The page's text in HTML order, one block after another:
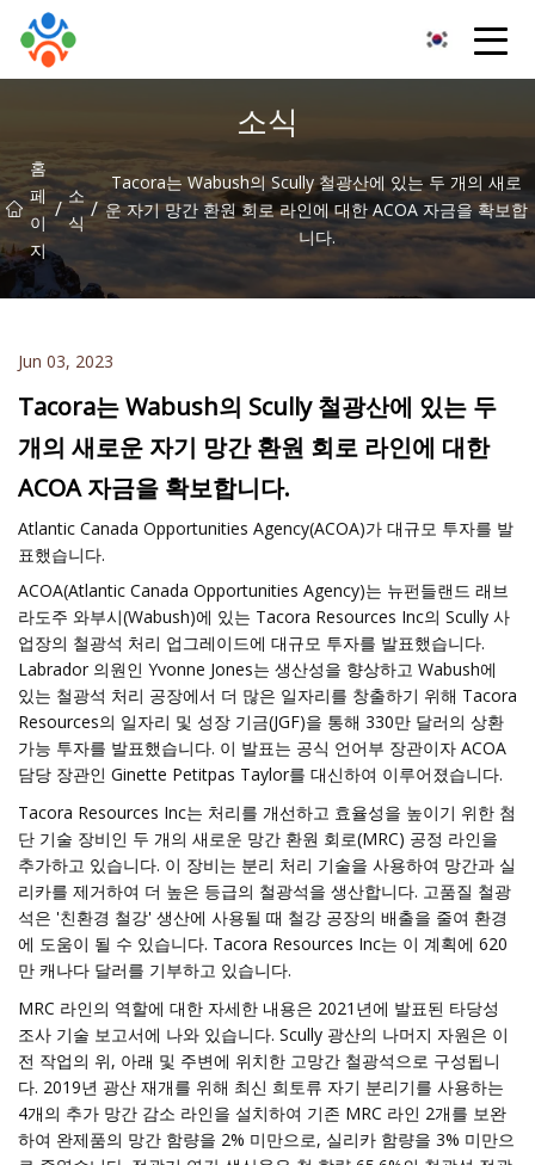
소식
홈
페
이
지
/ 소
식
/
Tacora는 Wabush의 Scully 철광산에 있는 두 개의 새로
운 자기 망간 환원 회로 라인에 대한 ACOA 자금을 확보합
니다.
Jun 03, 2023
Tacora는 Wabush의 Scully 철광산에 있는 두
개의 새로운 자기 망간 환원 회로 라인에 대한
ACOA 자금을 확보합니다.
Atlantic Canada Opportunities Agency(ACOA)가 대규모 투자를 발
표했습니다.
ACOA(Atlantic Canada Opportunities Agency)는 뉴펀들랜드 래브
라도주 와부시(Wabush)에 있는 Tacora Resources Inc의 Scully 사
업장의 철광석 처리 업그레이드에 대규모 투자를 발표했습니다.
Labrador 의원인 Yvonne Jones는 생산성을 향상하고 Wabush에
있는 철광석 처리 공장에서 더 많은 일자리를 창출하기 위해 Tacora
Resources의 일자리 및 성장 기금(JGF)을 통해 330만 달러의 상환
가능 투자를 발표했습니다. 이 발표는 공식 언어부 장관이자 ACOA
담당 장관인 Ginette Petitpas Taylor를 대신하여 이루어졌습니다.
Tacora Resources Inc는 처리를 개선하고 효율성을 높이기 위한 첨
단 기술 장비인 두 개의 새로운 망간 환원 회로(MRC) 공정 라인을
추가하고 있습니다. 이 장비는 분리 처리 기술을 사용하여 망간과 실
리카를 제거하여 더 높은 등급의 철광석을 생산합니다. 고품질 철광
석은 '친환경 철강' 생산에 사용될 때 철강 공장의 배출을 줄여 환경
에 도움이 될 수 있습니다. Tacora Resources Inc는 이 계획에 620
만 캐나다 달러를 기부하고 있습니다.
MRC 라인의 역할에 대한 자세한 내용은 2021년에 발표된 타당성
조사 기술 보고서에 나와 있습니다. Scully 광산의 나머지 자원은 이
전 작업의 위, 아래 및 주변에 위치한 고망간 철광석으로 구성됩니
다. 2019년 광산 재개를 위해 최신 희토류 자기 분리기를 사용하는
4개의 추가 망간 감소 라인을 설치하여 기존 MRC 라인 2개를 보완
하여 완제품의 망간 함량을 2% 미만으로, 실리카 함량을 3% 미만으